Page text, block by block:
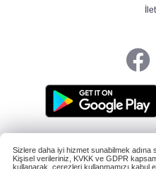
Şanlıurfa'da
Tüm
Sizlere daha iyi hizmet sunabilmek adına
Kişisel verileriniz, KVKK ve GDPR
kullanarak, çerezleri kullanmamızı kabul